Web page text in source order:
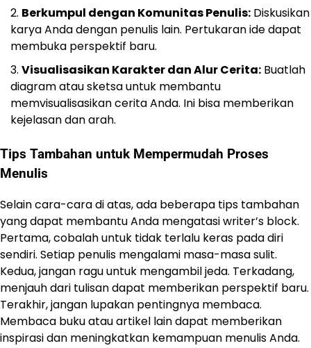
Berkumpul dengan Komunitas Penulis: Diskusikan
karya Anda dengan penulis lain. Pertukaran ide dapat
membuka perspektif baru.
Visualisasikan Karakter dan Alur Cerita: Buatlah
diagram atau sketsa untuk membantu
memvisualisasikan cerita Anda. Ini bisa memberikan
kejelasan dan arah.
Tips Tambahan untuk Mempermudah Proses
Menulis
Selain cara-cara di atas, ada beberapa tips tambahan
yang dapat membantu Anda mengatasi writer’s block.
Pertama, cobalah untuk tidak terlalu keras pada diri
sendiri. Setiap penulis mengalami masa-masa sulit.
Kedua, jangan ragu untuk mengambil jeda. Terkadang,
menjauh dari tulisan dapat memberikan perspektif baru.
Terakhir, jangan lupakan pentingnya membaca.
Membaca buku atau artikel lain dapat memberikan
inspirasi dan meningkatkan kemampuan menulis Anda.